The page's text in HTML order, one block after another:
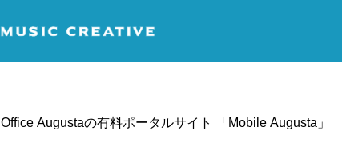
Office Augustaの有料ポータルサイト 「Mobile Augusta」